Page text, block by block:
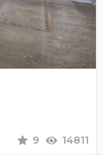
9 14811